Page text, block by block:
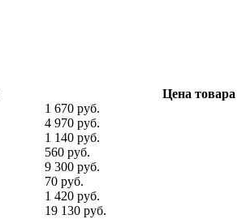
Цена товара
1 670 руб.
4 970 руб.
1 140 руб.
560 руб.
9 300 руб.
70 руб.
1 420 руб.
19 130 руб.